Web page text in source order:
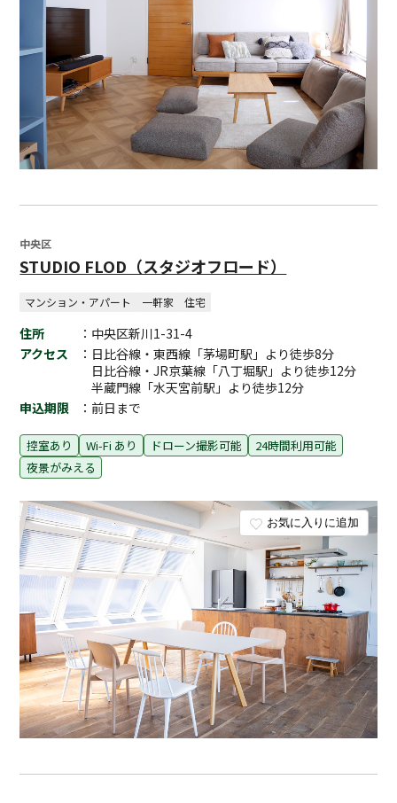
お気に入りに追加
中央区
STUDIO FLOD（スタジオフロード）
マンション・アパート 一軒家 住宅
住所
：中央区新川1-31-4
アクセス
：日比谷線・東西線「茅場町駅」より徒歩8分
日比谷線・JR京葉線「八丁堀駅」より徒歩12分
半蔵門線「水天宮前駅」より徒歩12分
申込期限
：前日まで
控室あり Wi-Fi あり ドローン撮影可能
24時間利用可能
夜景がみえる